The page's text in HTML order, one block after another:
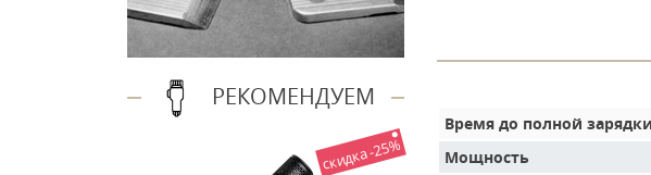
РЕКОМЕНДУЕМ
скидка -25%
Время до полной зарядки
Мощность